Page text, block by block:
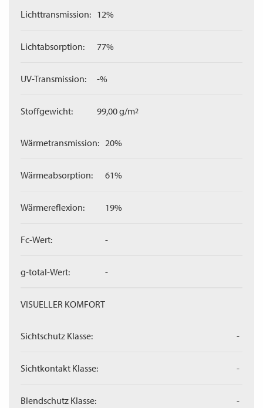
Lichttransmission: 12%
Lichtabsorption: 77%
UV-Transmission: -%
Stoffgewicht: 99,00 g/m2
Wärmetransmission: 20%
Wärmeabsorption: 61%
Wärmereflexion: 19%
Fc-Wert: -
g-total-Wert: -
VISUELLER KOMFORT
Sichtschutz Klasse: -
Sichtkontakt Klasse: -
Blendschutz Klasse: -